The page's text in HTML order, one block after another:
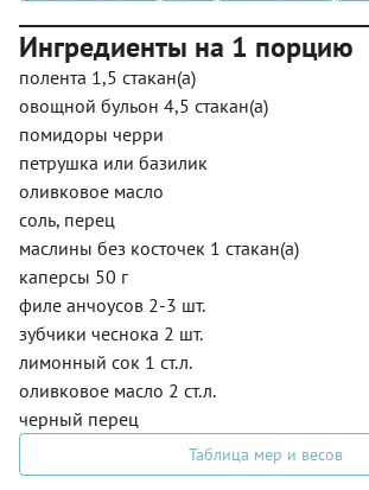
Ингредиенты на 1 порцию
полента 1,5 стакан(а)
овощной бульон 4,5 стакан(а)
помидоры черри
петрушка или базилик
оливковое масло
соль, перец
маслины без косточек 1 стакан(а)
каперсы 50 г
филе анчоусов 2-3 шт.
зубчики чеснока 2 шт.
лимонный сок 1 ст.л.
оливковое масло 2 ст.л.
черный перец
Таблица мер и весов